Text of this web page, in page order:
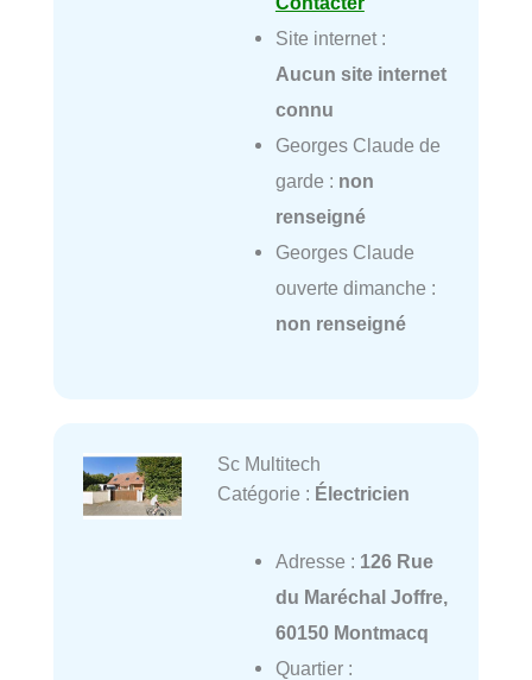
Site internet :
Aucun site internet
connu
Georges Claude de
garde : non
renseigné
Georges Claude
ouverte dimanche :
non renseigné
Sc Multitech
Catégorie : Électricien
Adresse : 126 Rue
du Maréchal Joffre,
60150 Montmacq
Quartier :